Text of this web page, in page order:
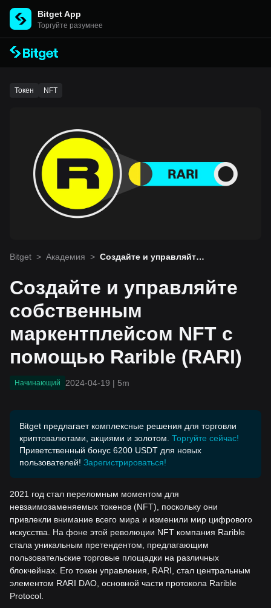
Bitget App
Торгуйте разумнее
Токен NFT
Bitget > Академия > Создайте и управляйте с
ible (RARI)
Создайте и управляйте
собственным
маркентплейсом NFT с
помощью Rarible (RARI)
Начинающий 2024-04-19 | 5m
Bitget предлагает комплексные решения для торговли
криптовалютами, акциями и золотом. Торгуйте сейчас!
Приветственный бонус 6200 USDT для новых
пользователей! Зарегистрироваться!
2021 год стал переломным моментом для
невзаимозаменяемых токенов (NFT), поскольку они
привлекли внимание всего мира и изменили мир цифрового
искусства. На фоне этой революции NFT компания Rarible
стала уникальным претендентом, предлагающим
пользовательские торговые площадки на различных
блокчейнах. Его токен управления, RARI, стал центральным
элементом RARI DAO, основной части протокола Rarible
Protocol.